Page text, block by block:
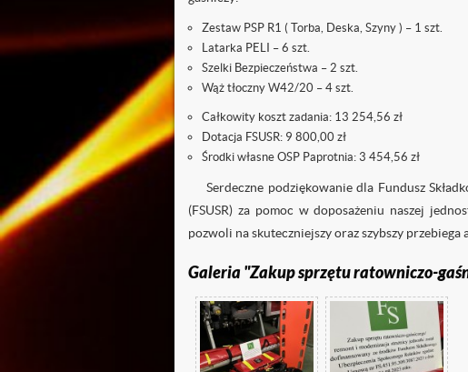

Zestaw PSP R1 ( Torba, Deska, Szyny ) – 1 szt.
Latarka PELI – 6 szt.
Szelki Bezpieczeństwa – 2 szt.
Wąż tłoczny W42/20 – 4 szt.
Całkowity koszt zadania: 13 254,56 zł
Dotacja FSUSR: 9 800,00 zł
Środki własne OSP Paprotnia: 3 454,56 zł
Serdeczne podziękowanie dla Fundusz
(FSUSR) za pomoc w doposażeniu naszej
pozwoli na skuteczniejszy oraz szybszy przebiega
Galeria "Zakup sprzętu ratowniczo-